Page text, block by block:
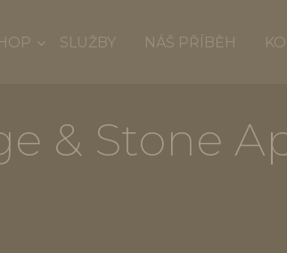
& Stone
SLUŽBY NÁŠ PŘÍBĚH